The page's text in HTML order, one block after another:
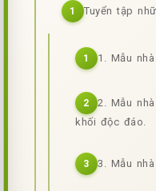
1 Tuyển tập
1 1. Mẫu
2
2. Mẫu
khối độc đáo.
3 3. Mẫu